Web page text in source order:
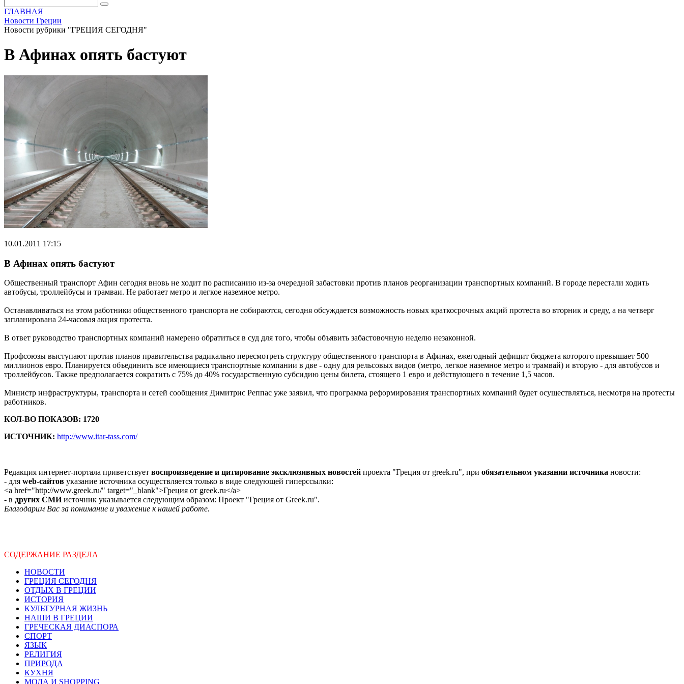
ГЛАВНАЯ
Новости Греции
Новости рубрики "ГРЕЦИЯ СЕГОДНЯ"
В Афинах опять бастуют
10.01.2011 17:15
В Афинах опять бастуют
Общественный транспорт Афин сегодня вновь не ходит по расписанию из-за очередной забастовки против планов реорганизации транспортных компаний. В городе перестали ходить
автобусы, троллейбусы и трамваи. Не работает метро и легкое наземное метро.
Останавливаться на этом работники общественного транспорта не собираются, сегодня обсуждается возможность новых краткосрочных акций протеста во вторник и среду, а на четверг
запланирована 24-часовая акция протеста.
В ответ руководство транспортных компаний намерено обратиться в суд для того, чтобы объявить забастовочную неделю незаконной.
Профсоюзы выступают против планов правительства радикально пересмотреть структуру общественного транспорта в Афинах, ежегодный дефицит бюджета которого превышает 500
миллионов евро. Планируется объединить все имеющиеся транспортные компании в две - одну для рельсовых видов (метро, легкое наземное метро и трамвай) и вторую - для автобусов и
троллейбусов. Также предполагается сократить с 75% до 40% государственную субсидию цены билета, стоящего 1 евро и действующего в течение 1,5 часов.
Министр инфраструктуры, транспорта и сетей сообщения Димитрис Реппас уже заявил, что программа реформирования транспортных компаний будет осуществляться, несмотря на протесты
работников.
КОЛ-ВО ПОКАЗОВ: 1720
ИСТОЧНИК: http://www.itar-tass.com/
Редакция интернет-портала приветствует воспроизведение и цитирование эксклюзивных новостей проекта "Греция от greek.ru", при обязательном указании источника новости:
- для web-сайтов указание источника осуществляется только в виде следующей гиперссылки:
<a href="http://www.greek.ru/" target="_blank">Греция от greek.ru</a>
- в других СМИисточник указывается следующим образом: Проект "Греция от Greek.ru".
Благодарим Вас за понимание и уважение к нашей работе.
СОДЕРЖАНИЕ РАЗДЕЛА
НОВОСТИ
ГРЕЦИЯ СЕГОДНЯ
ОТДЫХ В ГРЕЦИИ
ИСТОРИЯ
КУЛЬТУРНАЯ ЖИЗНЬ
НАШИ В ГРЕЦИИ
ГРЕЧЕСКАЯ ДИАСПОРА
СПОРТ
ЯЗЫК
РЕЛИГИЯ
ПРИРОДА
КУХНЯ
МОДА И SHOPPING